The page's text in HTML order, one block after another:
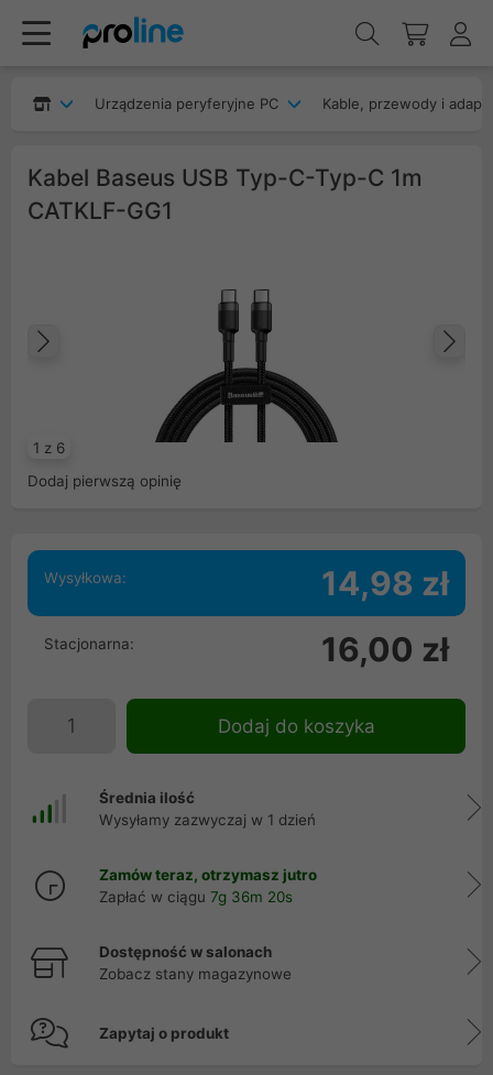
Urządzenia peryferyjne PC Kable, przewody i
Kabel Baseus USB Typ-C-Typ-C 1m
CATKLF-GG1
1 z 6
Dodaj pierwszą opinię
Wysyłkowa: 14,98 zł
Stacjonarna: 16,00 zł
Dodaj do koszyka
Średnia ilość
Wysyłamy zazwyczaj w 1 dzień
Zamów teraz, otrzymasz jutro
Zapłać w ciągu 7g 36m 19s
Dostępność w salonach
Zobacz stany magazynowe
Zapytaj o produkt